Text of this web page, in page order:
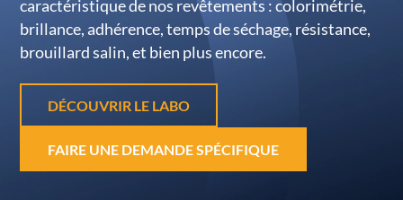
caractéristique de nos revêtements : colorimétrie,
brillance, adhérence, temps de séchage, résistance,
brouillard salin, et bien plus encore.
DÉCOUVRIR LE LABO
FAIRE UNE DEMANDE SPÉCIFIQUE